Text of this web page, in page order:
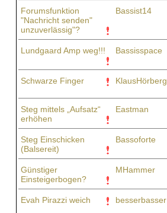
Forumsfunktion
"Nachricht senden"
unzuverlässig"?
Bassist14
Lundgaard Amp weg!!! Bassisspace
Schwarze Finger KlausHörberg
Steg mittels „Aufsatz“
erhöhen
Eastman
Steg Einschicken
(Balsereit)
Bassoforte
Günstiger
Einsteigerbogen?
MHammer
Evah Pirazzi weich besserbasser